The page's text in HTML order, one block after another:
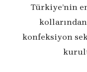
Türkiye’nin
konfeksiyon